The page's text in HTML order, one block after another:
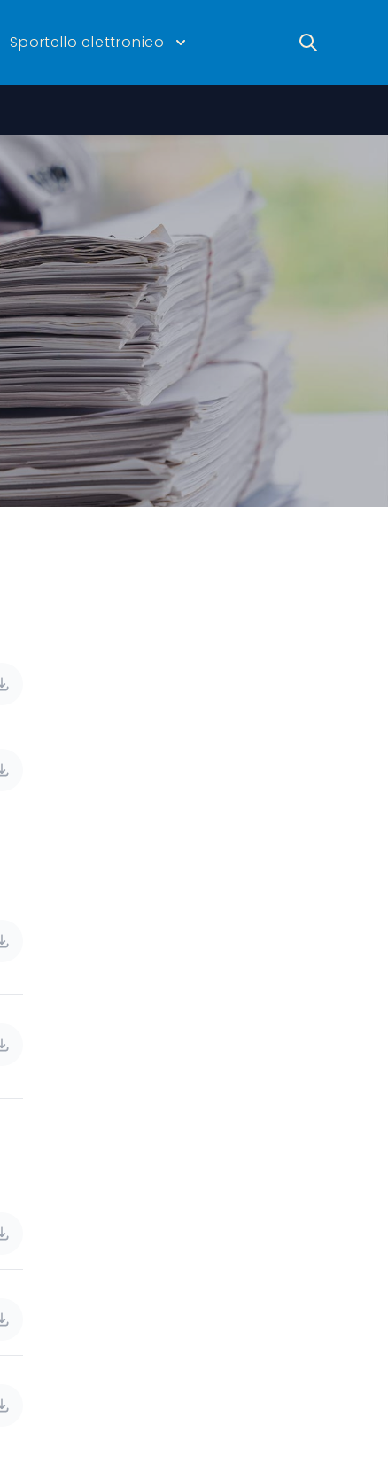
Sportello elettronico Ricerca